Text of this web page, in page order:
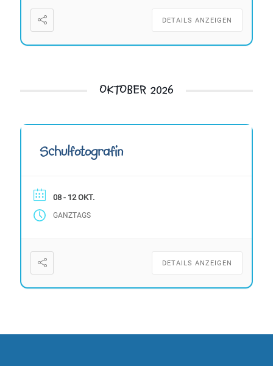
DETAILS ANZEIGEN
OKTOBER 2026
Schulfotografin
08 - 12 OKT.
GANZTAGS
DETAILS ANZEIGEN